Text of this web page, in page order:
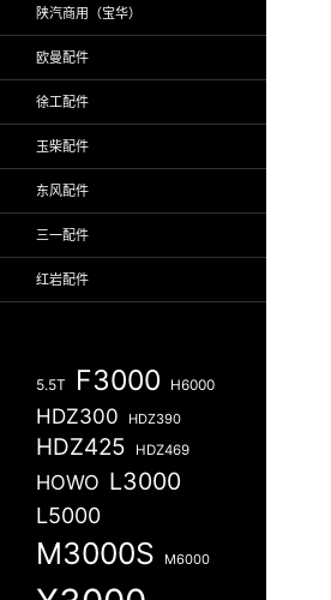
陕汽商用（宝华）
欧曼配件
徐工配件
玉柴配件
东风配件
三一配件
红岩配件
5.5T F3000 H6000
HDZ300 HDZ390
HDZ425 HDZ469
HOWO L3000
L5000
M3000S M6000